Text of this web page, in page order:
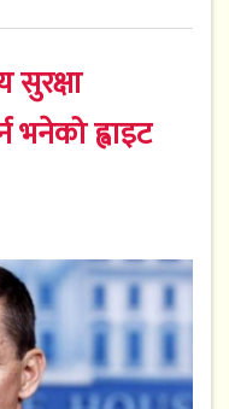
सुरक्षा
भनेको ह्वाइट